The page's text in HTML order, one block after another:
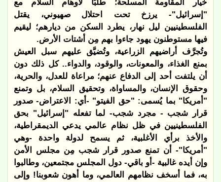
خيار المقاومة المسلحة؛ طلبًا لأوهام السلام مع
"إسرائيل"- يرزخ تحت احتلال صهيوني، يقتل
الفلسطينيين ليل نهار، يطرد السكن من ديارهم؛ ليقيم
فيها مستوطنون يهود جاءوا بهم مِن أشتات الأرض.
وتُجرَّف أراضيهم الزراعية، وتُضيَّق عليهم سبل العيش
بمنع الغذاء، والمعونات، والوقود، والدواء.. كل ذلك دون
أن يلتفت أحد إلى الدفاع عنهم؛ مراعاة للعدل، والحرية،
وحقوق الإنسان، والمساواة، وتحقيق السلام، بل وتمنع
"أمريكا" بما يُسمى: "حق الفيتو" -أي: الاعتراض- صدور
قرار شجب - مجرد شجب- لما تفعله "إسرائيل" بحق
الفلسطينيين في ظل نظام عالمي يدعي الديمقراطية،
والأخذ برأي الأغلبية، ثم يسمح لدولة واحدة -وهي
"أمريكا"- أن تمنع صدور قرار شجب مِن مجلس الأمن
وإن أيده غالبية -أو باقي- دول المجلس مجتمعين، وطالبوا
به، فما أسخف نظامهم العالمي، وما أهون شعوبنا! وإلى